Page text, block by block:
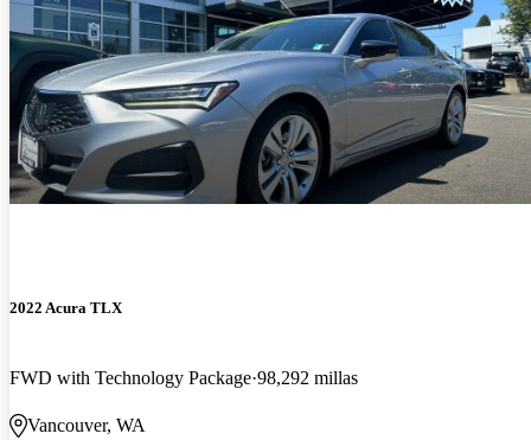
2022 Acura TLX
FWD with Technology Package 98,292 millas
Vancouver, WA